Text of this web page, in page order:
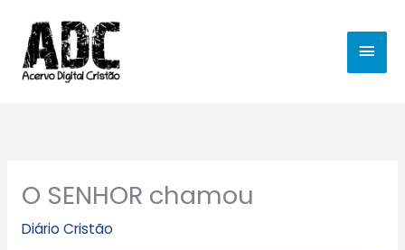
para
conteúdo
O SENHOR chamou
Diário Cristão